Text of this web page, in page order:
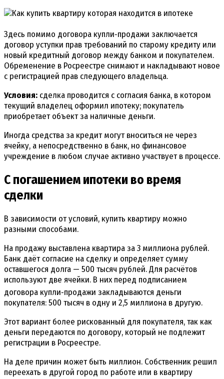
Здесь помимо договора купли‑продажи заключается
договор уступки прав требований по старому кредиту или
новый кредитный договор между банком и покупателем.
Обременение в Росреестре снимают и накладывают новое
с регистрацией прав следующего владельца.
Условия: сделка проводится с согласия банка, в котором
текущий владелец оформил ипотеку; покупатель
приобретает объект за наличные деньги.
Иногда средства за кредит могут вноситься не через
ячейку, а непосредственно в банк, но финансовое
учреждение в любом случае активно участвует в процессе.
С погашением ипотеки во время
сделки
В зависимости от условий, купить квартиру можно
разными способами.
На продажу выставлена квартира за 3 миллиона рублей.
Банк даёт согласие на сделку и определяет сумму
оставшегося долга — 500 тысяч рублей. Для расчётов
используют две ячейки. В них перед подписанием
договора купли‑продажи закладываются деньги
покупателя: 500 тысяч в одну и 2,5 миллиона в другую.
Этот вариант более рискованный для покупателя, так как
деньги передаются по договору, который не подлежит
регистрации в Росреестре.
На деле причин может быть миллион. Собственник решил
переехать в другой город по работе или в квартиру